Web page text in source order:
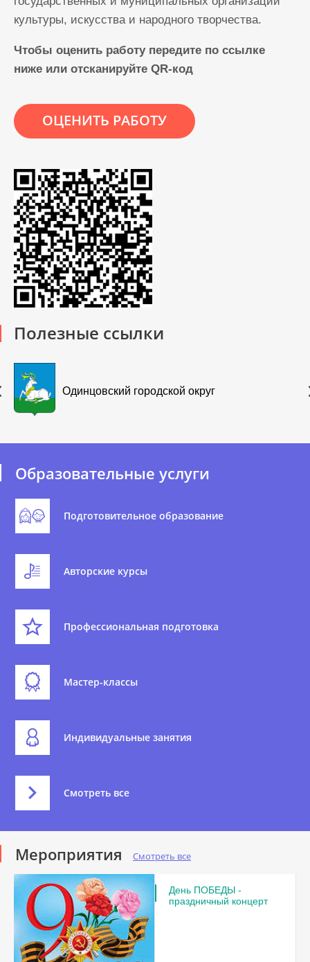
культуры, искусства и народного творчества.
Чтобы оценить работу передите по ссылке
ниже или отсканируйте QR-код
ОЦЕНИТЬ РАБОТУ
Полезные ссылки
Одинцовский городской округ
Образовательные услуги
Подготовительное образование
Авторские курсы
Профессиональная подготовка
Мастер-классы
Индивидуальные занятия
Смотреть все
Мероприятия Смотреть все
День ПОБЕДЫ -
праздничный концерт